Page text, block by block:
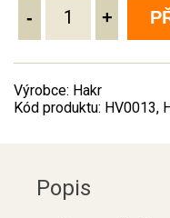
- +
Výrobce: Hakr
Kód produktu: HV0013,
Popis